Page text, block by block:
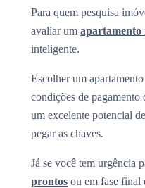
Para quem pesquisa
avaliar um apartamento
inteligente.
Escolher um
condições de
um excelente potencial
pegar as chaves.
Já se você tem urgência
prontos ou em fase final